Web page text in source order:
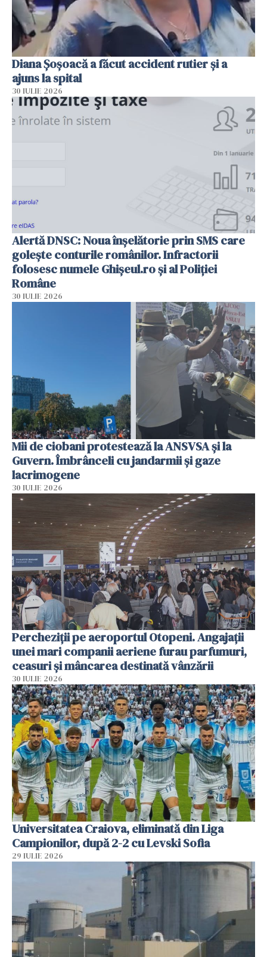
Diana Șoșoacă a făcut accident rutier și a
ajuns la spital
30 IULIE 2026
Alertă DNSC: Noua înșelătorie prin SMS care
golește conturile românilor. Infractorii
folosesc numele Ghișeul.ro și al Poliției
Române
30 IULIE 2026
Mii de ciobani protestează la ANSVSA și la
Guvern. Îmbrânceli cu jandarmii și gaze
lacrimogene
30 IULIE 2026
Percheziții pe aeroportul Otopeni. Angajații
unei mari companii aeriene furau parfumuri,
ceasuri și mâncarea destinată vânzării
30 IULIE 2026
Universitatea Craiova, eliminată din Liga
Campionilor, după 2-2 cu Levski Sofia
29 IULIE 2026